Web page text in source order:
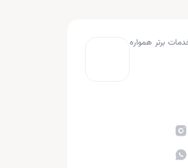
و ارائه خدمات برتر همواره